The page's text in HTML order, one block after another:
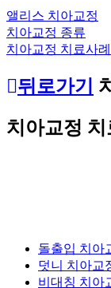
앨리스 치아교정
치아교정 종류
치아교정 치료사례
뒤로가기
치아교정 치
돌출입 치아
덧니 치아교
비대칭 치아